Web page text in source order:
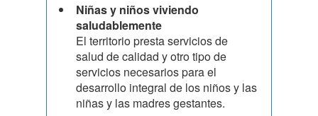
Niñas y niños viviendo
saludablemente
El territorio presta servicios de
salud de calidad y otro tipo de
servicios necesarios para el
desarrollo integral de los niños y las
niñas y las madres gestantes.